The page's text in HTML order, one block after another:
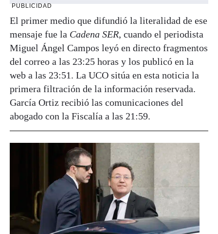
PUBLICIDAD
El primer medio que difundió la literalidad de ese
mensaje fue la Cadena SER, cuando el periodista
Miguel Ángel Campos leyó en directo fragmentos
del correo a las 23:25 horas y los publicó en la
web a las 23:51. La UCO sitúa en esta noticia la
primera filtración de la información reservada.
García Ortiz recibió las comunicaciones del
abogado con la Fiscalía a las 21:59.